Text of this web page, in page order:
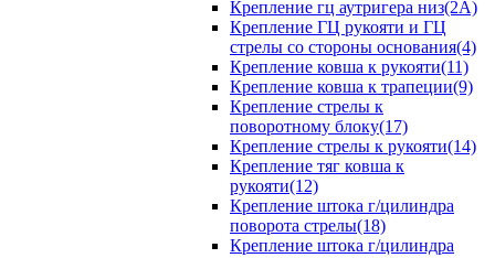
Крепление гц аутригера низ(2А)
Крепление ГЦ рукояти и ГЦ
стрелы со стороны основания(4)
Крепление ковша к рукояти(11)
Крепление ковша к трапеции(9)
Крепление стрелы к
поворотному блоку(17)
Крепление стрелы к рукояти(14)
Крепление тяг ковша к
рукояти(12)
Крепление штока г/цилиндра
поворота стрелы(18)
Крепление штока г/цилиндра